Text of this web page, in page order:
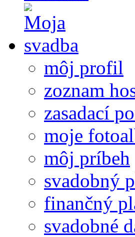
môj profil
zoznam
zasadací
moje
môj príbeh
svadobný
finančný
svadobné